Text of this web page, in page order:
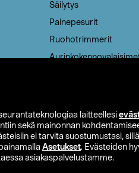
laitteellesi
sekä mainonnan
ei tarvita suostumustasi,
Asetukset. Evästeiden
asiakaspalvelustamme.
Säilytys
Painepesurit
Ruohotrimmerit